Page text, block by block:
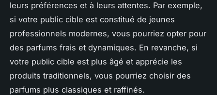
leurs préférences et à leurs attentes. Par exemple,
si votre public cible est constitué de jeunes
professionnels modernes, vous pourriez opter pour
des parfums frais et dynamiques. En revanche, si
votre public cible est plus âgé et apprécie les
produits traditionnels, vous pourriez choisir des
parfums plus classiques et raffinés.